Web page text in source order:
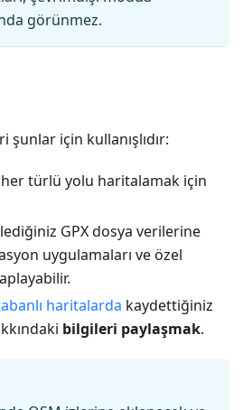
görünmez.
şunlar için kullanışlıdır:
her türlü yolu haritalamak için
GPX dosya verilerine
uygulamaları ve özel
haritalarda kaydettiğiniz
bilgileri paylaşmak.